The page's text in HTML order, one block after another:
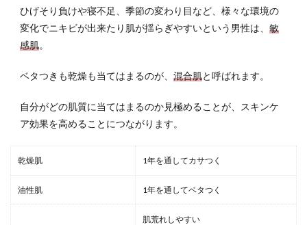
ひげそり負けや寝不足、季節の変わり目など、様々な環境の
変化でニキビが出来たり肌が揺らぎやすいという男性は、 敏
感肌。
ベタつきも乾燥も当てはまるのが、 混合肌と呼ばれます。
自分がどの肌質に当てはまるのか見極めることが、スキンケ
ア効果を高めることにつながります。
乾燥肌 1年を通してカサつく
油性肌 1年を通してベタつく
肌荒れしやすい